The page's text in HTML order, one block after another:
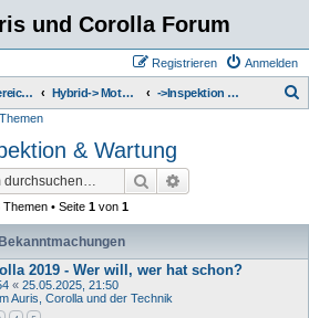
und Corolla Forum
Anmelden
Registrieren
Technikbereich zum Toyota Corolla Hybrid-> Motor - Getriebe - Kühlsystem - Auspuff ->Inspektion & Wartung
& Wartung
Suche
Themen • Seite 1 von 1
Bekanntmachungen
2019 - Wer will, wer hat schon?
« 25.05.2025, 21:50
Auris, Corolla und der Technik